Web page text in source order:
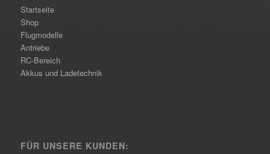
Startseite
Shop
Flugmodelle
Antriebe
RC-Bereich
Akkus und Ladetechnik
FÜR UNSERE KUNDEN: